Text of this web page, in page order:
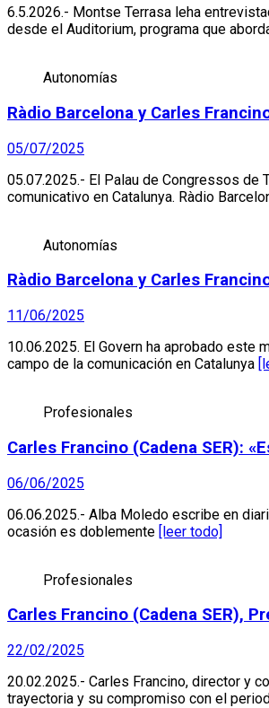
6.5.2026.- Montse Terrasa leha
desde el Auditorium, programa que
Autonomías
Ràdio Barcelona y Carles
05/07/2025
05.07.2025.- El Palau de Congressos de
comunicativo en Catalunya. Ràdio
Autonomías
Ràdio Barcelona y Carles
11/06/2025
10.06.2025. El Govern ha aprobado este
campo de la comunicación en Catalunya
Profesionales
Carles Francino (Cadena SER):
06/06/2025
06.06.2025.- Alba Moledo escribe en
ocasión es doblemente [leer todo]
Profesionales
Carles Francino (Cadena SER),
22/02/2025
20.02.2025.- Carles Francino, director y
trayectoria y su compromiso con el